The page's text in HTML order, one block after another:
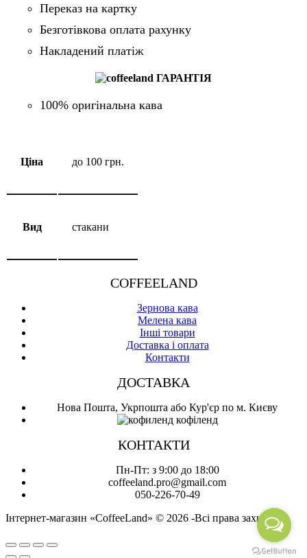
Переказ на картку
Безготівкова оплата рахунку
Накладений платіж
ГАРАНТІЯ
100% оригінальна кава
Ціна до 100 грн.
Вид стакани
COFFEELAND
Зернова кава
Мелена кава
Інші товари
Доставка і оплата
Контакти
ДОСТАВКА
Нова Пошта, Укрпошта або Кур'єр по м. Києву
КОНТАКТИ
Пн-Пт: з 9:00 до 18:00
coffeeland.pro@gmail.com
050-226-70-49
Інтернет-магазин «CoffeeLand» © 2026 -Всі права захищені